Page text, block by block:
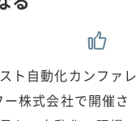
ト自動化カンファレ
株式会社で開催さ